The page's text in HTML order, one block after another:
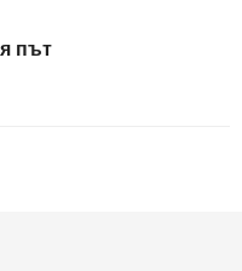
път